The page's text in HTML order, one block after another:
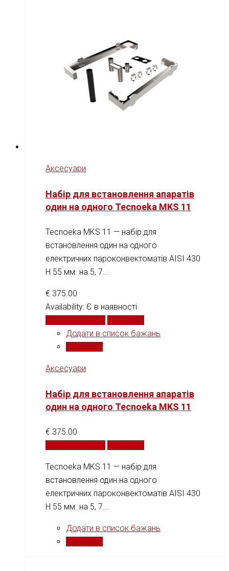
Аксесуари
Набір для встановлення апаратів
один на одного Tecnoeka MKS 11
Tecnoeka MKS 11 — набір для
встановлення один на одного
електричних пароконвектоматів AISI 430
H 55 мм. на 5, 7...
€ 375.00
Availability: Є в наявності
Додати в список бажань
Аксесуари
Набір для встановлення апаратів
один на одного Tecnoeka MKS 11
€ 375.00
Tecnoeka MKS 11 — набір для
встановлення один на одного
електричних пароконвектоматів AISI 430
H 55 мм. на 5, 7...
Додати в список бажань